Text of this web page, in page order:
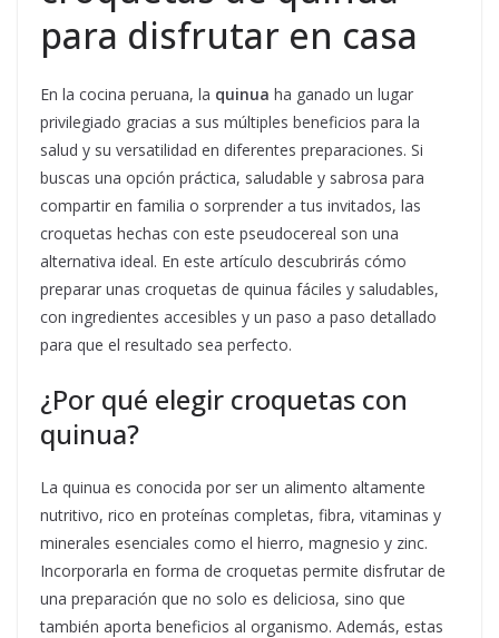
para disfrutar en casa
En la cocina peruana, la quinua ha ganado un lugar
privilegiado gracias a sus múltiples beneficios para la
salud y su versatilidad en diferentes preparaciones. Si
buscas una opción práctica, saludable y sabrosa para
compartir en familia o sorprender a tus invitados, las
croquetas hechas con este pseudocereal son una
alternativa ideal. En este artículo descubrirás cómo
preparar unas croquetas de quinua fáciles y saludables,
con ingredientes accesibles y un paso a paso detallado
para que el resultado sea perfecto.
¿Por qué elegir croquetas con
quinua?
La quinua es conocida por ser un alimento altamente
nutritivo, rico en proteínas completas, fibra, vitaminas y
minerales esenciales como el hierro, magnesio y zinc.
Incorporarla en forma de croquetas permite disfrutar de
una preparación que no solo es deliciosa, sino que
también aporta beneficios al organismo. Además, estas